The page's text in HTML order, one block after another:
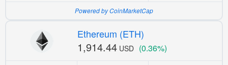
Powered by CoinMarketCap
Ethereum (ETH)
1,914.44 USD (0.36%)